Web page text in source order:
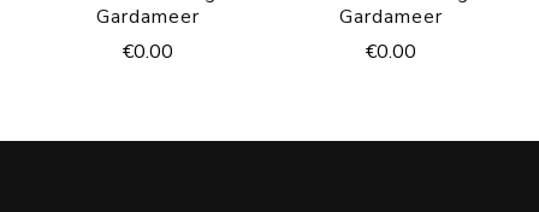
Gardameer
€0.00
Gardameer
€0.00